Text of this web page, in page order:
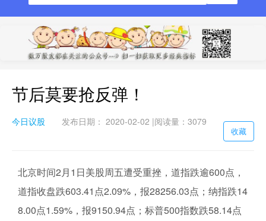
节后莫要抢反弹！
今日议股 发布日期： 2020-02-02 |阅读量：3079
收藏
北京时间2月1日美股周五遭受重挫，道指跌逾600点，
道指收盘跌603.41点2.09%，报28256.03点；纳指跌14
8.00点1.59%，报9150.94点；标普500指数跌58.14点